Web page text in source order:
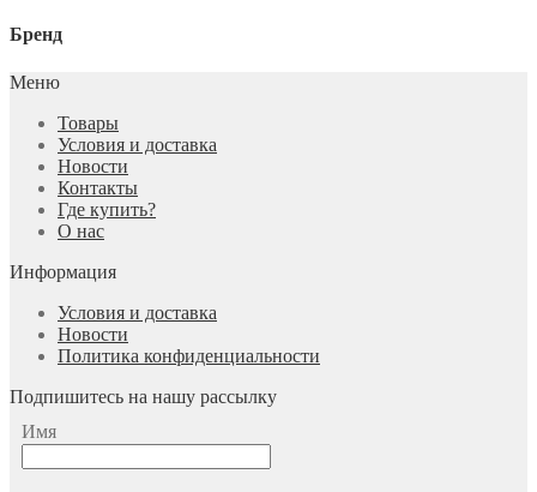
Бренд
Меню
Товары
Условия и доставка
Новости
Контакты
Где купить?
О нас
Информация
Условия и доставка
Новости
Политика конфиденциальности
Подпишитесь на нашу рассылку
Имя